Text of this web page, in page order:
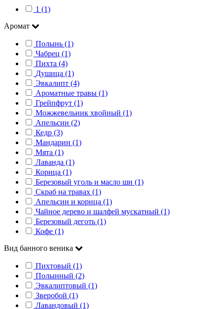
1 (1)
Аромат
Полынь (1)
Чабрец (1)
Пихта (4)
Душица (1)
Эвкалипт (4)
Ароматные травы (1)
Грейпфрут (1)
Можжевельник хвойный (1)
Апельсин (2)
Кедр (3)
Мандарин (1)
Мята (1)
Лаванда (1)
Корица (1)
Березовый уголь и масло ши (1)
Скраб на травах (1)
Апельсин и корица (1)
Чайное дерево и шалфей мускатный (1)
Березовый деготь (1)
Кофе (1)
Вид банного веника
Пихтовый (1)
Полынный (2)
Эвкалиптовый (1)
Зверобой (1)
Лавандовый (1)